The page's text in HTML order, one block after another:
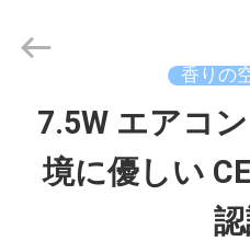
香りの
7.5W エアコ
境に優しい